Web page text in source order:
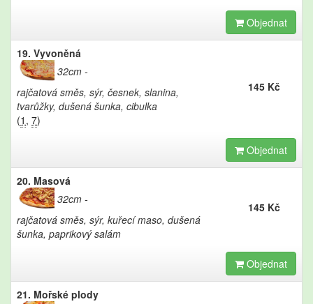
Objednat
19. Vyvoněná
32cm
rajčatová směs, sýr, česnek, slanina,
tvarůžky, dušená šunka, cibulka
(1 , 7)
145 Kč
Objednat
20. Masová
32cm
rajčatová směs, sýr, kuřecí maso, dušená
šunka, paprikový salám
145 Kč
Objednat
21. Mořské plody